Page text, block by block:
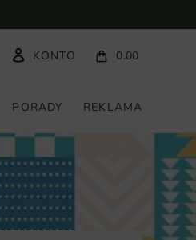
KONTO 0.00
PORADY REKLAMA